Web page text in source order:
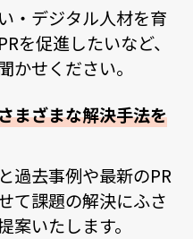
・デジタル人材を育
を促進したいなど、
かせください。
まざまな解決手法を
過去事例や最新のPR
て課題の解決にふさ
案いたします。